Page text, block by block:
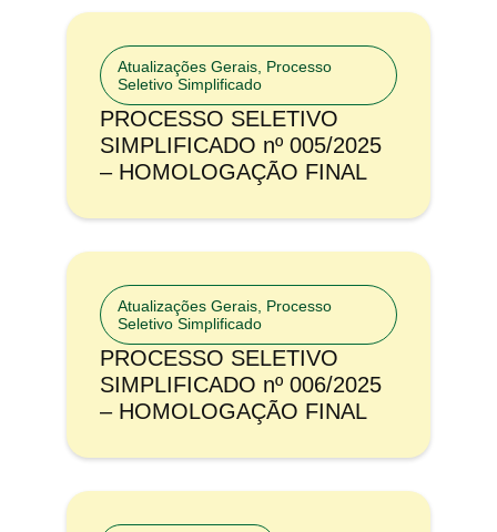
Atualizações Gerais Processo
Seletivo Simplificado
PROCESSO SELETIVO
SIMPLIFICADO nº 005/2025
– HOMOLOGAÇÃO FINAL
Atualizações Gerais Processo
Seletivo Simplificado
PROCESSO SELETIVO
SIMPLIFICADO nº 006/2025
– HOMOLOGAÇÃO FINAL